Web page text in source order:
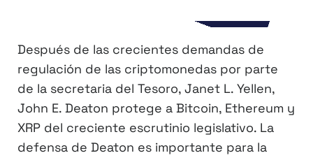
Después de las crecientes demandas de
regulación de las criptomonedas por parte
de la secretaria del Tesoro, Janet L. Yellen,
John E. Deaton protege a Bitcoin, Ethereum y
XRP del creciente escrutinio legislativo. La
defensa de Deaton es importante para la